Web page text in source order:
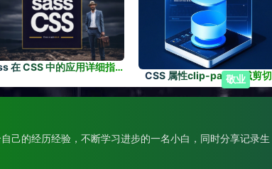
​Sass 在 CSS 中的应用详细指南: 什么是 Sass？
CSS 属性clip-path区域剪切
己的经历经验，不断学习进步的一名小白，同时分享记录生